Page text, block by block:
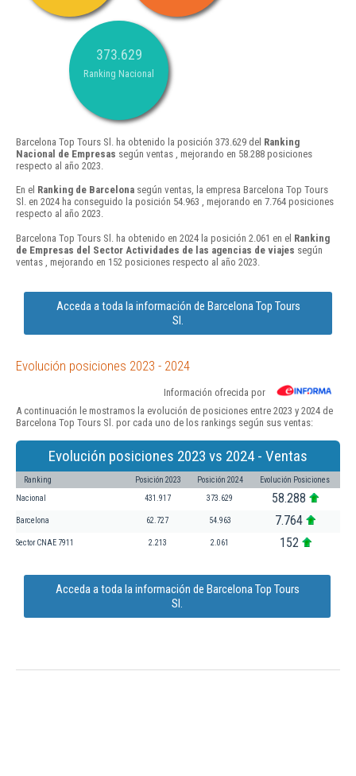
373.629
Ranking Nacional
Barcelona Top Tours Sl. ha obtenido la posición 373.629 del Ranking
Nacional de Empresas según ventas , mejorando en 58.288 posiciones
respecto al año 2023.
En el Ranking de Barcelona según ventas, la empresa Barcelona Top Tours
Sl. en 2024 ha conseguido la posición 54.963 , mejorando en 7.764 posiciones
respecto al año 2023.
Barcelona Top Tours Sl. ha obtenido en 2024 la posición 2.061 en el Ranking
de Empresas del Sector Actividades de las agencias de viajes según
ventas , mejorando en 152 posiciones respecto al año 2023.
Acceda a toda la información de Barcelona Top Tours
Sl.
Evolución posiciones 2023 - 2024
Información ofrecida por
A continuación le mostramos la evolución de posiciones entre 2023 y 2024 de
Barcelona Top Tours Sl. por cada uno de los rankings según sus ventas:
Evolución posiciones 2023 vs 2024 - Ventas
Ranking Posición 2023 Posición 2024 Evolución Posiciones
Nacional 431.917 373.629 58.288
Barcelona 62.727 54.963 7.764
Sector CNAE 7911 2.213 2.061 152
Acceda a toda la información de Barcelona Top Tours
Sl.